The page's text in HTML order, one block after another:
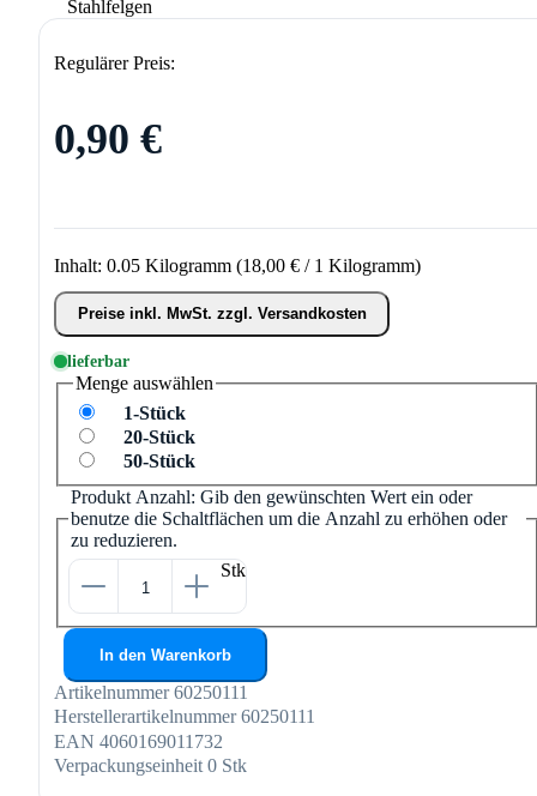
Regulärer Preis:
0,90 €
Inhalt: 0.05 Kilogramm (18,00 € / 1 Kilogramm)
Preise inkl. MwSt. zzgl. Versandkosten
lieferbar
Menge auswählen
1-Stück
20-Stück
50-Stück
Produkt Anzahl: Gib den gewünschten Wert ein oder
benutze die Schaltflächen um die Anzahl zu erhöhen oder
zu reduzieren.
Stk
In den Warenkorb
Artikelnummer 60250111
Herstellerartikelnummer 60250111
EAN 4060169011732
Verpackungseinheit 0 Stk